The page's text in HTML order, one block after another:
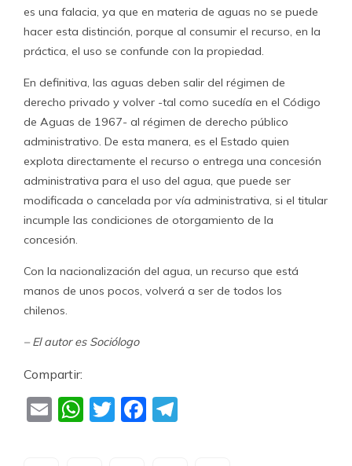
es una falacia, ya que en materia de aguas no se puede
hacer esta distinción, porque al consumir el recurso, en la
práctica, el uso se confunde con la propiedad.
En definitiva, las aguas deben salir del régimen de
derecho privado y volver -tal como sucedía en el Código
de Aguas de 1967- al régimen de derecho público
administrativo. De esta manera, es el Estado quien
explota directamente el recurso o entrega una concesión
administrativa para el uso del agua, que puede ser
modificada o cancelada por vía administrativa, si el titular
incumple las condiciones de otorgamiento de la
concesión.
Con la nacionalización del agua, un recurso que está
manos de unos pocos, volverá a ser de todos los
chilenos.
– El autor es Sociólogo
Compartir:
EmailWhatsApp
TwitterFacebook